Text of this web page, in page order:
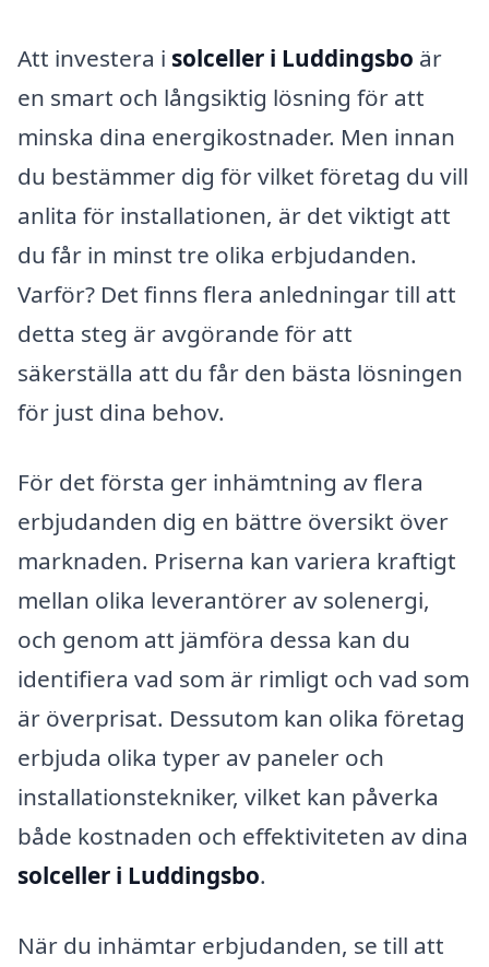
Att investera i solceller i Luddingsbo är
en smart och långsiktig lösning för att
minska dina energikostnader. Men innan
du bestämmer dig för vilket företag du vill
anlita för installationen, är det viktigt att
du får in minst tre olika erbjudanden.
Varför? Det finns flera anledningar till att
detta steg är avgörande för att
säkerställa att du får den bästa lösningen
för just dina behov.
För det första ger inhämtning av flera
erbjudanden dig en bättre översikt över
marknaden. Priserna kan variera kraftigt
mellan olika leverantörer av solenergi,
och genom att jämföra dessa kan du
identifiera vad som är rimligt och vad som
är överprisat. Dessutom kan olika företag
erbjuda olika typer av paneler och
installationstekniker, vilket kan påverka
både kostnaden och effektiviteten av dina
solceller i Luddingsbo.
När du inhämtar erbjudanden, se till att